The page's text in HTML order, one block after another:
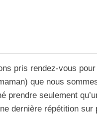
pris rendez-vous
que nous
prendre seulement
dernière répétition